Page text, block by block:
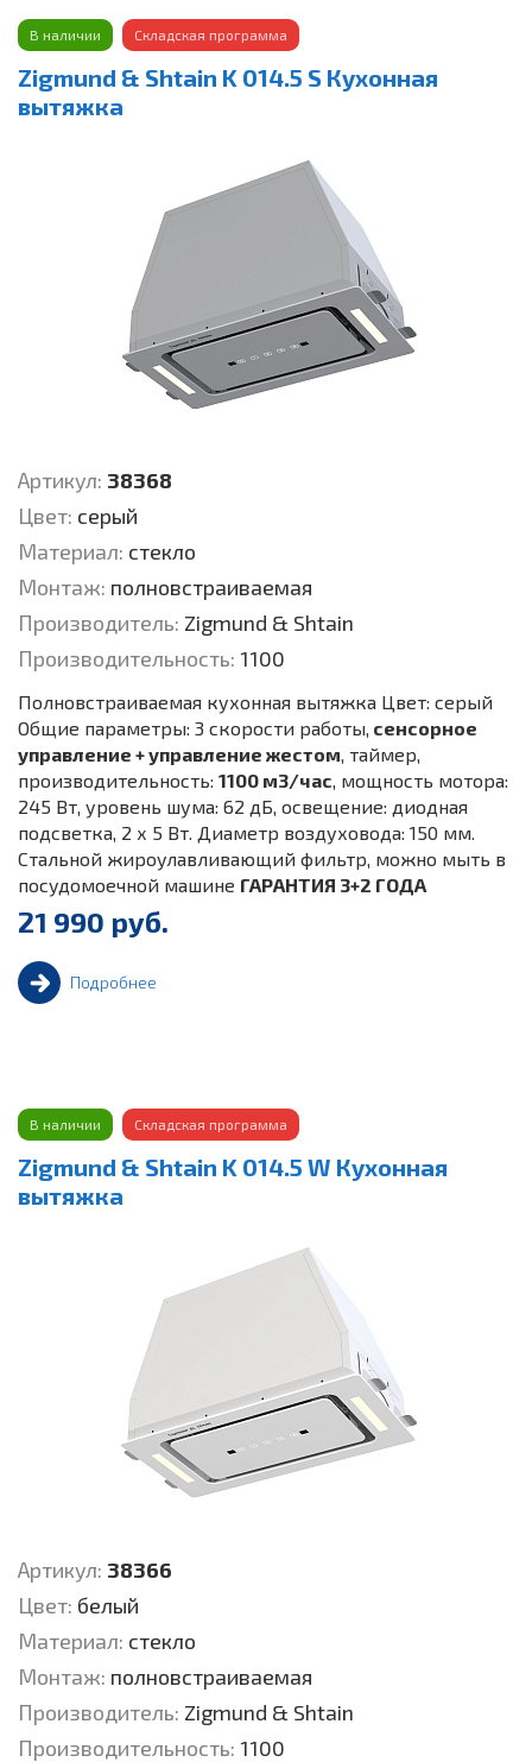
В наличии Складская программа
Zigmund & Shtain K 014.5 S Кухонная
вытяжка
Артикул: 38368
Цвет: серый
Материал: стекло
Монтаж: полновстраиваемая
Производитель: Zigmund & Shtain
Производительность: 1100
Полновстраиваемая кухонная вытяжка Цвет: серый
Общие параметры: 3 скорости работы, сенсорное
управление + управление жестом, таймер,
производительность: 1100 м3/час, мощность мотора:
245 Вт, уровень шума: 62 дБ, освещение: диодная
подсветка, 2 х 5 Вт. Диаметр воздуховода: 150 мм.
Стальной жироулавливающий фильтр, можно мыть в
посудомоечной машине ГАРАНТИЯ 3+2 ГОДА
21 990 руб.
Подробнее
В наличии Складская программа
Zigmund & Shtain K 014.5 W Кухонная
вытяжка
Артикул: 38366
Цвет: белый
Материал: стекло
Монтаж: полновстраиваемая
Производитель: Zigmund & Shtain
Производительность: 1100